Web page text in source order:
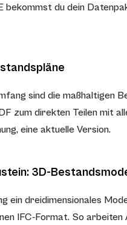
bekommst du dein
sind die maßhaltigen
zum direkten Teilen mit
eine aktuelle Version.
3D-
ein dreidimensionales
IFC-Format. So arbeiten